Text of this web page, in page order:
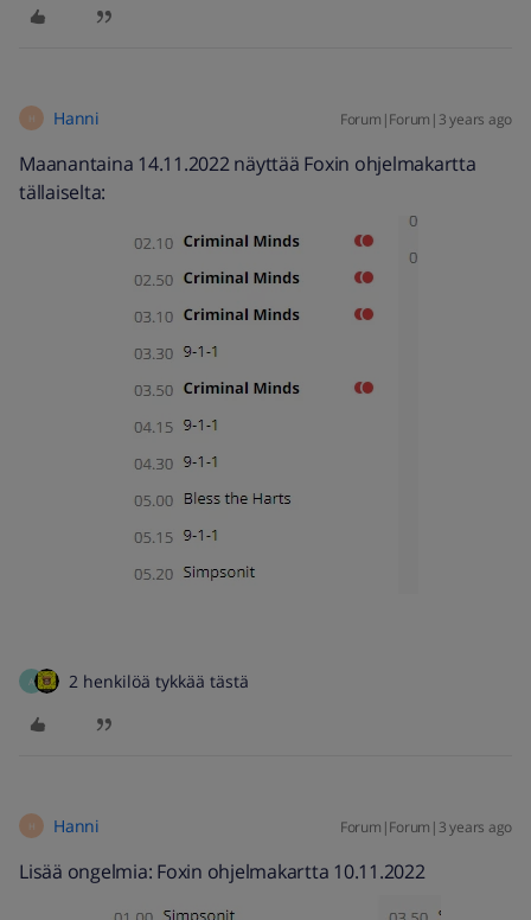
H Hanni Forum|Forum|3 years ago
Maanantaina 14.11.2022 näyttää Foxin ohjelmakartta
tällaiselta:
A 2 henkilöä tykkää tästä
H Hanni Forum|Forum|3 years ago
Lisää ongelmia: Foxin ohjelmakartta 10.11.2022